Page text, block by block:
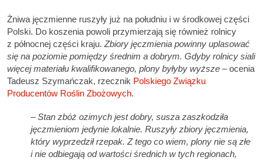
Żniwa jęczmienne ruszyły już na południu i w środkowej części
Polski. Do koszenia powoli przymierzają się również rolnicy
z północnej części kraju. Zbiory jęczmienia powinny uplasować
się na poziomie pomiędzy średnim a dobrym. Gdyby rolnicy siali
więcej materiału kwalifikowanego, plony byłyby wyższe – ocenia
Tadeusz Szymańczak, rzecznik Polskiego Związku
Producentów Roślin Zbożowych.
–Stan zbóż ozimych jest dobry, susza zaszkodziła
jęczmieniom jedynie lokalnie. Ruszyły zbiory jęczmienia,
który wyprzedził rzepak. Z tego co wiem, plony nie są złe
i nie odbiegają od wartości średnich w tych regionach,